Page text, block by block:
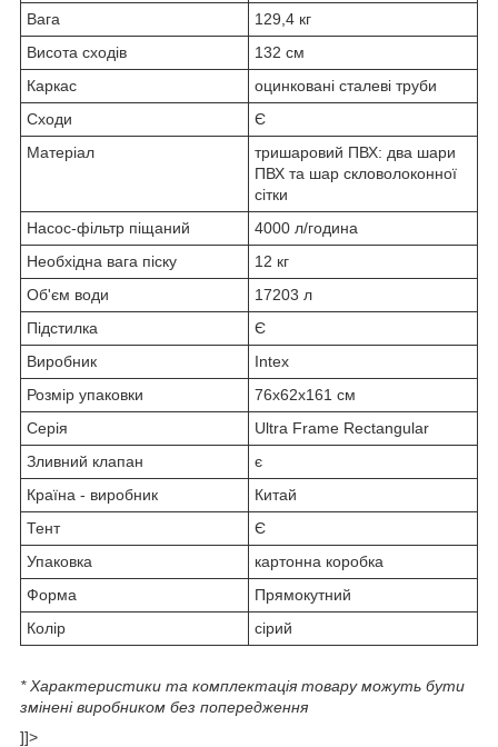
Вага
129,4 кг
Висота сходів
132 см
Каркас
оцинковані сталеві труби
Сходи
Є
Матеріал
тришаровий ПВХ: два шари
ПВХ та шар скловолоконної
сітки
Насос-фільтр піщаний
4000 л/година
Необхідна вага піску
12 кг
Об'єм води
17203 л
Підстилка
Є
Виробник
Intex
Розмір упаковки
76x62x161 см
Серія
Ultra Frame Rectangular
Зливний клапан
є
Країна - виробник
Китай
Тент
Є
Упаковка
картонна коробка
Форма
Прямокутний
Колір
сірий
* Характеристики та комплектація товару можуть бути
змінені виробником без попередження
]]>